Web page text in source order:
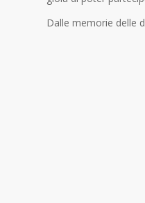
Dalle memorie delle